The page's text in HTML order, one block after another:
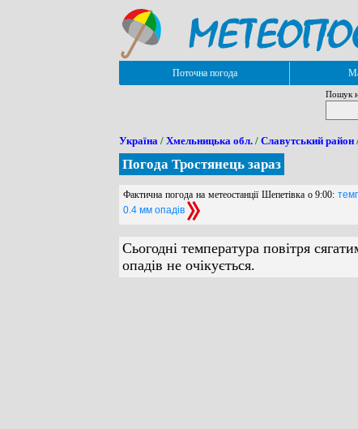
Поточна погода
Пошук
Україна / Хмельницька обл. / Славутський район
Погода Тростянець зараз
Фактична погода на метеостанції Шепетівка о 9:00:
0.4 мм опадів
Сьогодні температура повітря
опадів не очікується.